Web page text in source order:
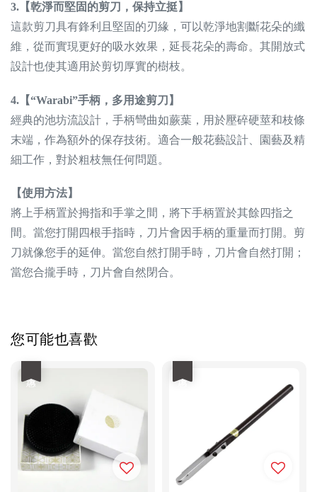
3.【乾淨而堅固的剪刀，保持立挺】
這款剪刀具有鋒利且堅固的刃緣，可以乾淨地割斷花朵的纖
維，從而實現更好的吸水效果，延長花朵的壽命。其開放式
設計也使其適用於剪切厚實的樹枝。
4.【“Warabi”手柄，多用途剪刀】
經典的池坊流設計，手柄彎曲如蕨葉，用於壓碎硬莖和枝條
末端，作為額外的保存技術。適合一般花藝設計、園藝及精
細工作，對於粗枝無任何問題。
【使用方法】
將上手柄置於拇指和手掌之間，將下手柄置於其餘四指之
間。當您打開四根手指時，刀片會因手柄的重量而打開。剪
刀就像您手的延伸。當您自然打開手時，刀片會自然打開；
當您合攏手時，刀片會自然閉合。
您可能也喜歡